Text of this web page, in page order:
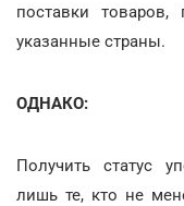
поставки
указанные страны.
ОДНАКО:
Получить статус
лишь те, кто не